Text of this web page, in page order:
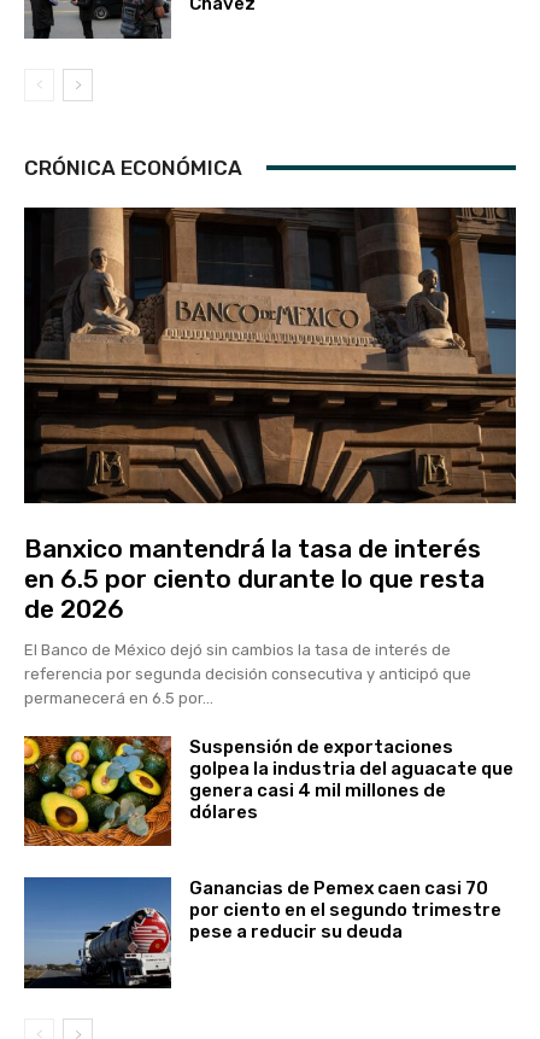
CRÓNICA ECONÓMICA
Banxico mantendrá la tasa de interés
en 6.5 por ciento durante lo que resta
de 2026
El Banco de México dejó sin cambios la tasa de interés de
referencia por segunda decisión consecutiva y anticipó que
permanecerá en 6.5 por...
Suspensión de exportaciones
golpea la industria del aguacate que
genera casi 4 mil millones de
dólares
Ganancias de Pemex caen casi 70
por ciento en el segundo trimestre
pese a reducir su deuda